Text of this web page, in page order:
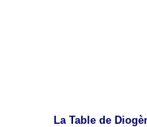
La Table de